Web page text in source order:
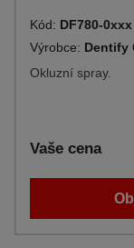
Kód: DF780-0xxx
Výrobce: Dentify
Okluzní spray.
Vaše cena